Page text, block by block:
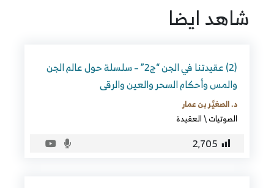
شاهد ايضا
(2) عقيدتنا في الجن “ج2” – سلسلة حول عالم الجن
والمس وأحكام السحر والعين والرقى
د. الصغيَّر بن عمار
الصوتيات\العقيدة
2٬705